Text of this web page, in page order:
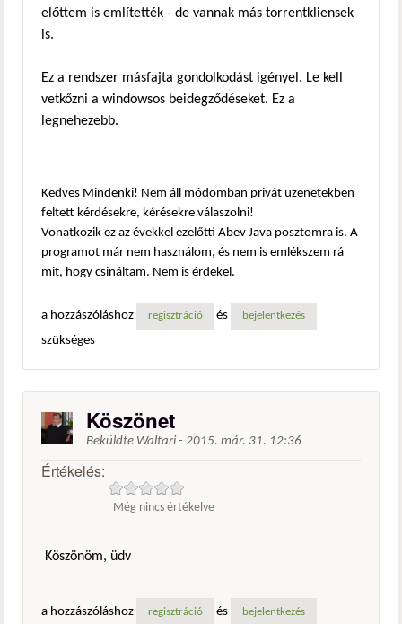
előttem is említették - de vannak más torrentkliensek
is.
Ez a rendszer másfajta gondolkodást igényel. Le kell
vetkőzni a windowsos beidegződéseket. Ez a
legnehezebb.
Kedves Mindenki! Nem áll módomban privát üzenetekben
feltett kérdésekre, kérésekre válaszolni!
Vonatkozik ez az évekkel ezelőtti Abev Java posztomra is. A
programot már nem használom, és nem is emlékszem rá
mit, hogy csináltam. Nem is érdekel.
a hozzászóláshoz regisztráció és bejelentkezés
szükséges
Köszönet
Beküldte Waltari - 2015. már. 31. 12:36
Értékelés:
Még nincs értékelve
Köszönöm, üdv
a hozzászóláshoz regisztráció és bejelentkezés